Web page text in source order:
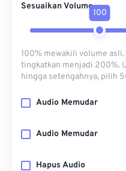
Sesuaikan Volume
100
100% mewakili volume
tingkatkan menjadi 200%.
hingga setengahnya, pilih
Audio Memudar
Audio Memudar
Hapus Audio